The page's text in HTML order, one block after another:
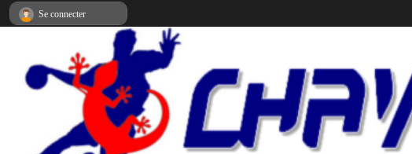
Se connecter
Panneau de gestion des cookies